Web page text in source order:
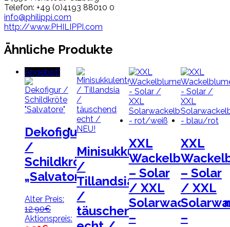
Telefon: +49 (0)4193 88010 0
info@philippi.com
http://www.PHILIPPI.com
Ähnliche Produkte
Angebot!
Dekofigur
/
Schildkröte
„Salvatore“
Alter Preis:
12,90€Ursprünglicher
Preis
Aktionspreis:
Minisukkulente
/
Tillandsia
/
täuschend
XXL
Wackelblume
– Solar
/ XXL
–
XXL
– Solar
/ XXL
–